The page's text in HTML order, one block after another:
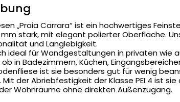
„Praia Carrara“ ist ein hochwertiges
stark, mit elegant polierter Oberfläche.
und Langlebigkeit.
ideal für Wandgestaltungen in privaten wie
in Badezimmern, Küchen,
ist sie besonders gut für wenig
der Abriebfestigkeit der Klasse PEI 4 ist
Wohnräume ohne direkten Außenzugang.